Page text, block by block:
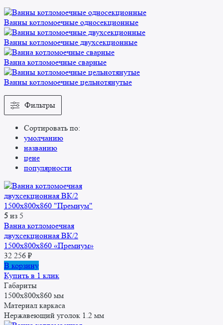
Ванны котломоечные односекционные
Ванны котломоечные двухсекционные
Ванна котломоечные сварные
Ванны котломоечные цельнотянутые
Фильтры
Сортировать по:
умолчанию
названию
цене
популярности
5 из 5
Ванна котломоечная
двухсекционная ВК/2
1500x800x860 «Премиум»
32 256 ₽
В корзину
Купить в 1 клик
Габариты
1500x800x860 мм
Материал каркаса
Нержавеющий уголок 1.2 мм